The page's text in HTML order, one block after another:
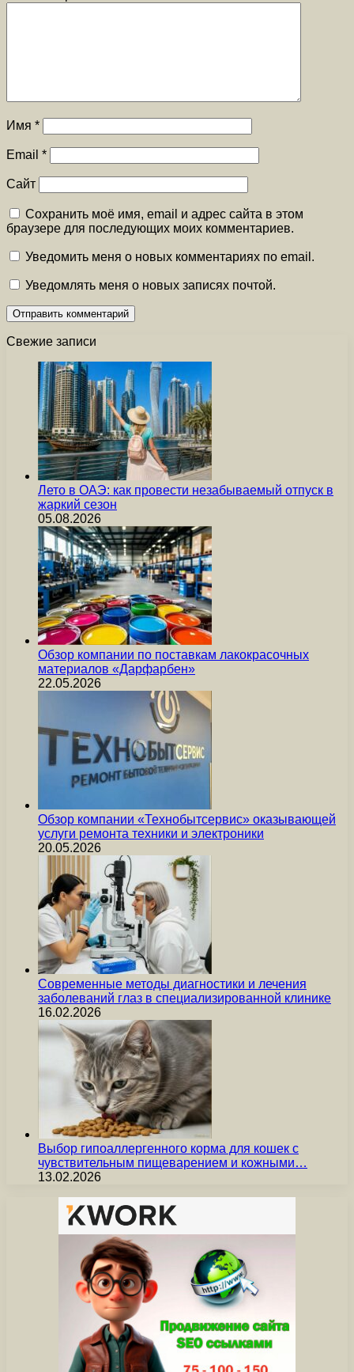
Имя *
Email *
Сайт
Сохранить моё имя, email и адрес сайта в этом
браузере для последующих моих комментариев.
Уведомить меня о новых комментариях по email.
Уведомлять меня о новых записях почтой.
Свежие записи
Лето в ОАЭ: как провести незабываемый отпуск в
жаркий сезон
05.08.2026
Обзор компании по поставкам лакокрасочных
материалов «Дарфарбен»
22.05.2026
Обзор компании «Технобытсервис» оказывающей
услуги ремонта техники и электроники
20.05.2026
Современные методы диагностики и лечения
заболеваний глаз в специализированной клинике
16.02.2026
Выбор гипоаллергенного корма для кошек с
чувствительным пищеварением и кожными…
13.02.2026